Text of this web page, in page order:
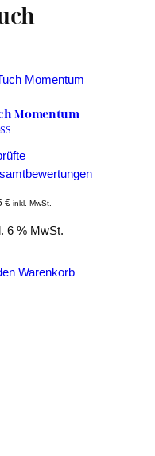
Momentum
€ inkl. MwSt.
6 % MwSt.
Warenkorb